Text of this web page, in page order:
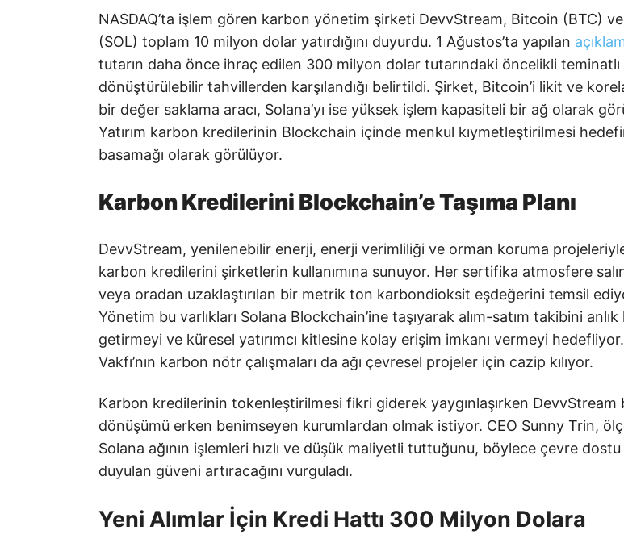
NASDAQ’ta işlem gören karbon yönetim şirketi DevvStream, Bitcoin (BTC) ve
(SOL) toplam 10 milyon dolar yatırdığını duyurdu. 1 Ağustos’ta yapılan
tutarın daha önce ihraç edilen 300 milyon dolar tutarındaki öncelikli teminatlı
dönüştürülebilir tahvillerden karşılandığı belirtildi. Şirket, Bitcoin’i likit ve
bir değer saklama aracı, Solana’yı ise yüksek işlem kapasiteli bir ağ olarak
Yatırım karbon kredilerinin Blockchain içinde menkul kıymetleştirilmesi
basamağı olarak görülüyor.
Karbon Kredilerini Blockchain’e Taşıma Planı
DevvStream, yenilenebilir enerji, enerji verimliliği ve orman koruma
karbon kredilerini şirketlerin kullanımına sunuyor. Her sertifika atmosfere
veya oradan uzaklaştırılan bir metrik ton karbondioksit eşdeğerini temsil
Yönetim bu varlıkları Solana Blockchain’ine taşıyarak alım-satım takibini anlık
getirmeyi ve küresel yatırımcı kitlesine kolay erişim imkanı vermeyi
Vakfı’nın karbon nötr çalışmaları da ağı çevresel projeler için cazip kılıyor.
Karbon kredilerinin tokenleştirilmesi fikri giderek yaygınlaşırken DevvStream
dönüşümü erken benimseyen kurumlardan olmak istiyor. CEO Sunny Trin,
Solana ağının işlemleri hızlı ve düşük maliyetli tuttuğunu, böylece çevre dostu
duyulan güveni artıracağını vurguladı.
Yeni Alımlar İçin Kredi Hattı 300 Milyon Dolara